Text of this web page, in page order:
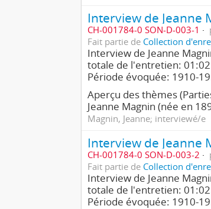
Interview de Jeanne
CH-001784-0 SON-D-003-1
Fait partie de Collection
Interview de Jeanne
totale de l'entretien:
Période évoquée: 1910-
Aperçu des thèmes
Jeanne Magnin (née en
Magnin, Jeanne; interviewé/e
Interview de Jeanne
CH-001784-0 SON-D-003-2
Fait partie de Collection
Interview de Jeanne
totale de l'entretien:
Période évoquée: 1910-